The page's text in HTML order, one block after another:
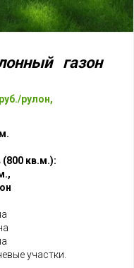
газон
рулон,
(800 кв.м.):
участки.